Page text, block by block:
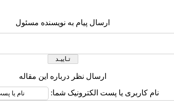
ارسال پیام به نویسنده مسئول
ارسال نظر درباره این مقاله
نام کاربری یا پست الکترونیک شما: